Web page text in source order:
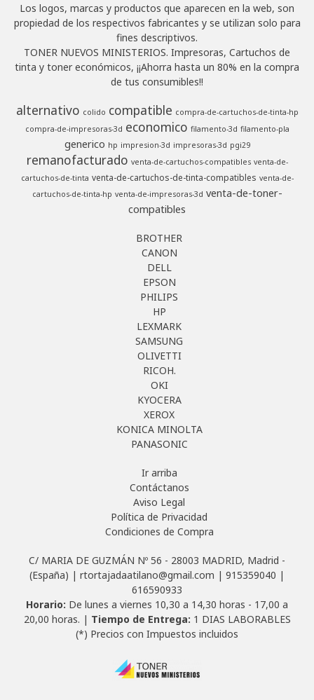
Los logos, marcas y productos que aparecen en la web, son
propiedad de los respectivos fabricantes y se utilizan solo para
fines descriptivos.
TONER NUEVOS MINISTERIOS. Impresoras, Cartuchos de
tinta y toner económicos, ¡¡Ahorra hasta un 80% en la compra
de tus consumibles!!
alternativo colido compatible compra-de-cartuchos-de-tinta-hp
compra-de-impresoras-3d economico filamento-3d filamento-pla
generico hp impresion-3d impresoras-3d pgi29
remanofacturado venta-de-cartuchos-compatibles venta-de-
cartuchos-de-tinta venta-de-cartuchos-de-tinta-compatibles venta-de-
cartuchos-de-tinta-hp venta-de-impresoras-3d venta-de-toner-
compatibles
BROTHER
CANON
DELL
EPSON
PHILIPS
HP
LEXMARK
SAMSUNG
OLIVETTI
RICOH.
OKI
KYOCERA
XEROX
KONICA MINOLTA
PANASONIC
Ir arriba
Contáctanos
Aviso Legal
Política de Privacidad
Condiciones de Compra
C/ MARIA DE GUZMÁN Nº 56 - 28003 MADRID, Madrid -
(España) | rtortajadaatilano@gmail.com | 915359040 |
616590933
Horario: De lunes a viernes 10,30 a 14,30 horas - 17,00 a
20,00 horas. | Tiempo de Entrega: 1 DIAS LABORABLES
(*) Precios con Impuestos incluidos